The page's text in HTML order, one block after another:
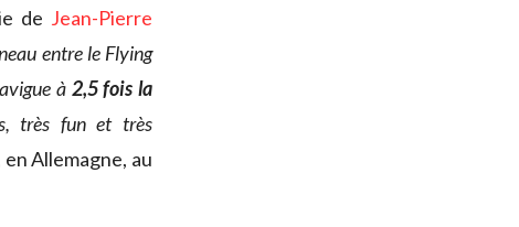
de Jean-Pierre
entre le Flying
à 2,5 fois la
très fun et très
Allemagne, au